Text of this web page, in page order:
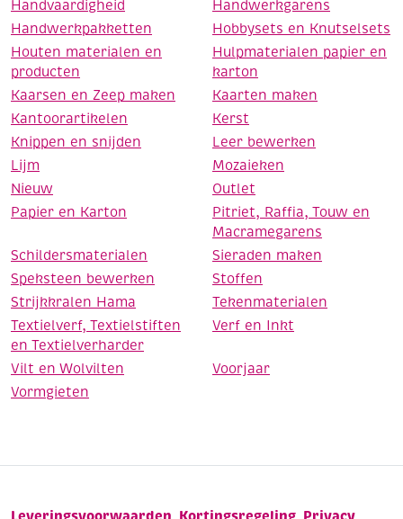
Handvaardigheid
Handwerkgarens
Handwerkpakketten
Hobbysets en Knutselsets
Houten materialen en
producten
Hulpmaterialen papier en
karton
Kaarsen en Zeep maken
Kaarten maken
Kantoorartikelen
Kerst
Knippen en snijden
Leer bewerken
Lijm
Mozaieken
Nieuw
Outlet
Papier en Karton
Pitriet, Raffia, Touw en
Macramegarens
Schildersmaterialen
Sieraden maken
Speksteen bewerken
Stoffen
Strijkkralen Hama
Tekenmaterialen
Textielverf, Textielstiften
en Textielverharder
Verf en Inkt
Vilt en Wolvilten
Voorjaar
Vormgieten